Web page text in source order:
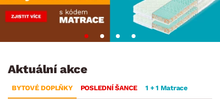
Aktuální akce
BYTOVÉ DOPLŇKY POSLEDNÍ ŠANCE 1 + 1 Matrace